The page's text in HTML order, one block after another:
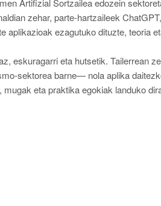
Artifizial Sortzailea edozein
zehar, parte-hartzaileek ChatGPT,
aplikazioak ezagutuko dituzte, teoria
eskuragarri eta hutsetik. Tailerrean
sektorea barne— nola aplika
eta praktika egokiak landuko